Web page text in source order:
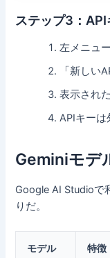
ステップ3：
左メニュ
「新しい
表示され
APIキー
Geminiモデ
Google AI Studioで
りだ。
モデル 特徴